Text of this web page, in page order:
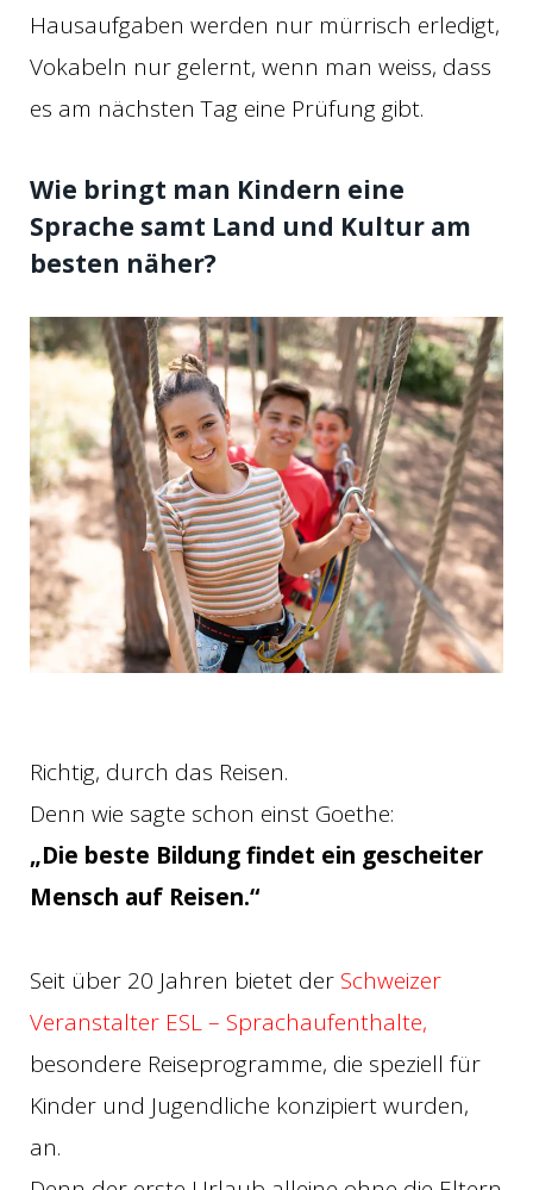
Hausaufgaben werden nur mürrisch erledigt,
Vokabeln nur gelernt, wenn man weiss, dass
es am nächsten Tag eine Prüfung gibt.
Wie bringt man Kindern eine
Sprache samt Land und Kultur am
besten näher?
Richtig, durch das Reisen.
Denn wie sagte schon einst Goethe:
„Die beste Bildung findet ein gescheiter
Mensch auf Reisen.“
Seit über 20 Jahren bietet der Schweizer
Veranstalter ESL – Sprachaufenthalte,
besondere Reiseprogramme, die speziell für
Kinder und Jugendliche konzipiert wurden,
an.